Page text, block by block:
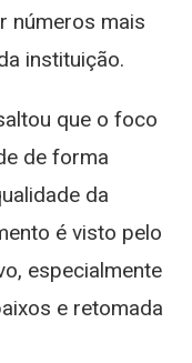
números mais
instituição.
que o foco
de forma
da
é visto pelo
especialmente
e retomada